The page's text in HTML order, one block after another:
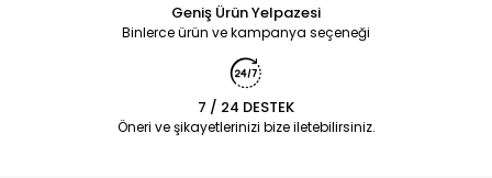
Geniş Ürün Yelpazesi
Binlerce ürün ve kampanya seçeneği
7 / 24 DESTEK
Öneri ve şikayetlerinizi bize iletebilirsiniz.